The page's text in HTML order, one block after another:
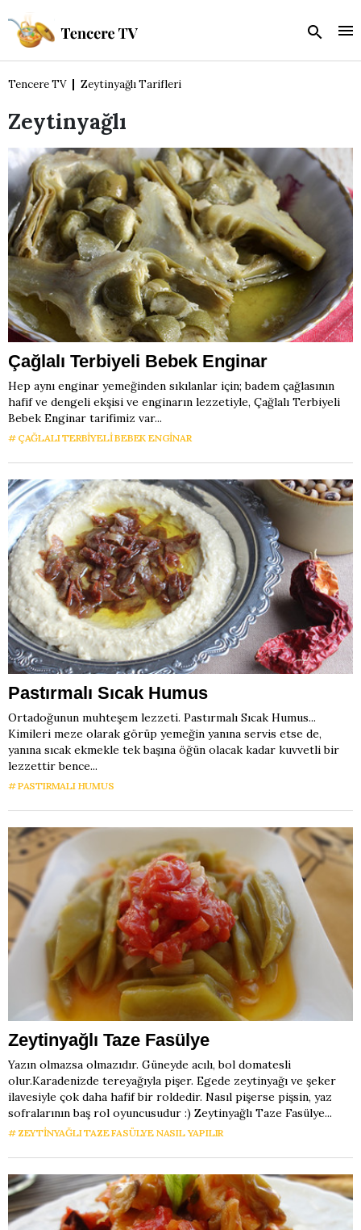
Tencere TV Zeytinyağlı Tarifleri
Zeytinyağlı
Çağlalı Terbiyeli Bebek Enginar
Hep aynı enginar yemeğinden sıkılanlar için; badem çağlasının
hafif ve dengeli ekşisi ve enginarın lezzetiyle, Çağlalı Terbiyeli
Bebek Enginar tarifimiz var...
ÇAĞLALI TERBIYELI BEBEK ENGINAR
Pastırmalı Sıcak Humus
Ortadoğunun muhteşem lezzeti. Pastırmalı Sıcak Humus...
Kimileri meze olarak görüp yemeğin yanına servis etse de,
yanına sıcak ekmekle tek başına öğün olacak kadar kuvvetli bir
lezzettir bence...
PASTIRMALI HUMUS
Zeytinyağlı Taze Fasülye
Yazın olmazsa olmazıdır. Güneyde acılı, bol domatesli
olur.Karadenizde tereyağıyla pişer. Egede zeytinyağı ve şeker
ilavesiyle çok daha hafif bir roldedir. Nasıl pişerse pişsin, yaz
sofralarının baş rol oyuncusudur :) Zeytinyağlı Taze Fasülye...
ZEYTINYAĞLI TAZE FASÜLYE NASIL YAPILIR